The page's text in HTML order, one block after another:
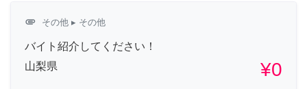
attachment その他 ▸ その他
バイト紹介してください！
山梨県
¥0